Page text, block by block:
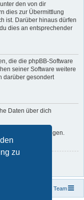
zu
den von dir
dies zur Übermittlung
ist. Darüber hinaus dürfen
dies an entsprechender
die die phpBB-Software
seiner Software weitere
darüber gesondert
Daten über dich
Daten verlangen.
Das Team